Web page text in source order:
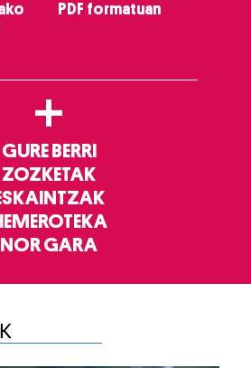
PDF formatuan
+
GURE BERRI
ZOZKETAK
NOR GARA